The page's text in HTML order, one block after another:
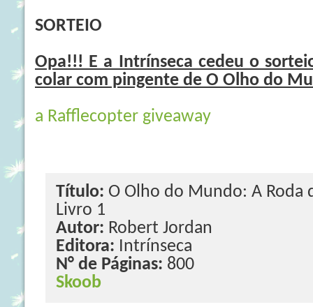
SORTEIO
Opa!!! E a Intrínseca cedeu o
colar com pingente de O Olho do
a Rafflecopter giveaway
Título: O Olho do Mundo: A Roda
Livro 1
Autor: Robert Jordan
Editora: Intrínseca
N° de Páginas: 800
Skoob